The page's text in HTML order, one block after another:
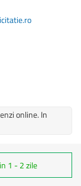
online. In
1 - 2 zile